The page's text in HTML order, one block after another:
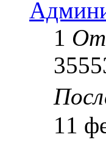
1
11